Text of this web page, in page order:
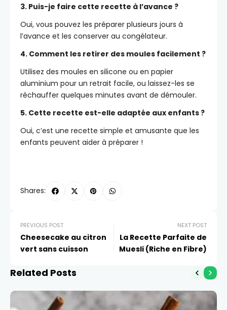
3. Puis-je faire cette recette à l’avance ?
Oui, vous pouvez les préparer plusieurs jours à
l’avance et les conserver au congélateur.
4. Comment les retirer des moules facilement ?
Utilisez des moules en silicone ou en papier
aluminium pour un retrait facile, ou laissez-les se
réchauffer quelques minutes avant de démouler.
5. Cette recette est-elle adaptée aux enfants ?
Oui, c’est une recette simple et amusante que les
enfants peuvent aider à préparer !
Shares:
PREVIOUS POST
Cheesecake au citron
vert sans cuisson
NEXT POST
La Recette Parfaite de
Muesli (Riche en Fibre)
Related Posts